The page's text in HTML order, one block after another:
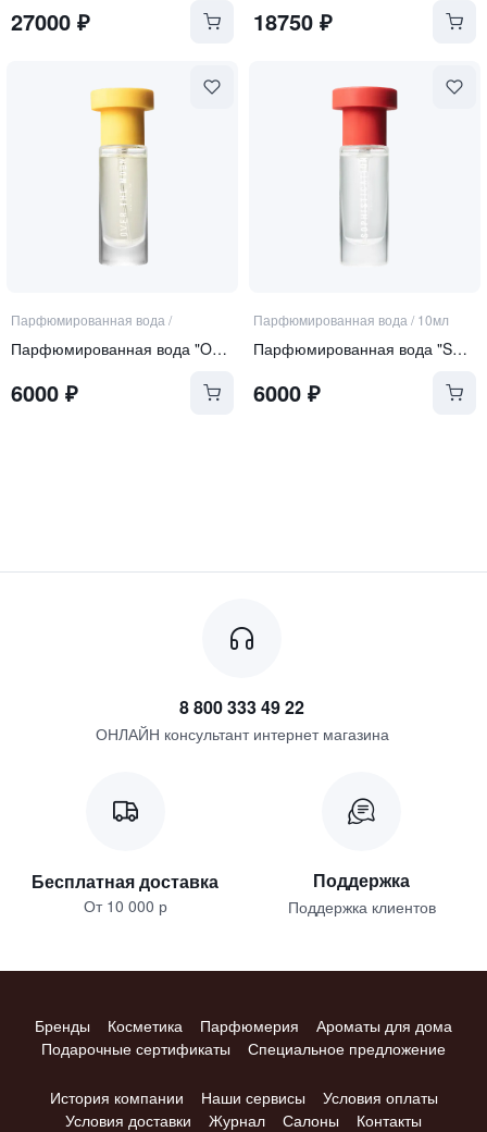
27000 ₽ 18750₽
Парфюмированная вода /
Парфюмированная вода "Over the Moon"
6000 ₽
Парфюмированная вода / 10мл
Парфюмированная вода "Sophistication"
6000₽
8 800 333 49 22
ОНЛАЙН консультант интернет магазина
Бесплатная доставка
От 10 000 р
Поддержка
Поддержка клиентов
Бренды Косметика Парфюмерия
Ароматы для дома
Подарочные сертификаты
Специальное предложение
История компании Наши сервисы
Условия оплаты
Условия доставки
Журнал Салоны Контакты